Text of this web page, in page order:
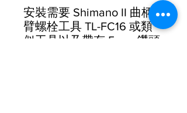
安裝需要 Shimano II 曲柄
臂螺栓工具 TL-FC16 或類
似工具以及帶有 5mm 鑽頭